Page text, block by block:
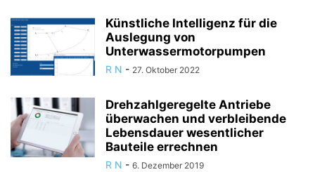
Künstliche Intelligenz für die
Auslegung von
Unterwassermotorpumpen
R N - 27. Oktober 2022
Drehzahlgeregelte Antriebe
überwachen und verbleibende
Lebensdauer wesentlicher
Bauteile errechnen
R N - 6. Dezember 2019